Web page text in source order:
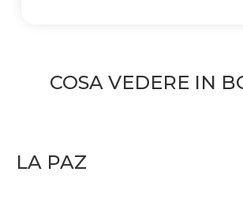
COSA VEDERE IN
LA PAZ